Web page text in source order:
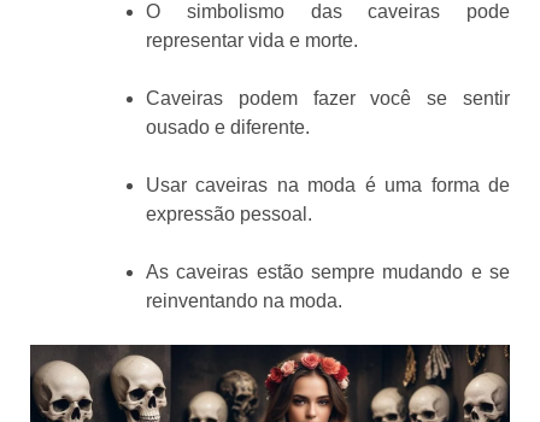
O simbolismo das caveiras pode
representar vida e morte.
Caveiras podem fazer você se sentir
ousado e diferente.
Usar caveiras na moda é uma forma de
expressão pessoal.
As caveiras estão sempre mudando e se
reinventando na moda.